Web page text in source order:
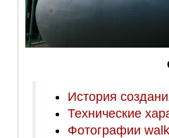
История
Технические
Фотографии